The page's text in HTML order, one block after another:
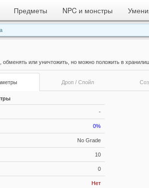
Предметы NPC и монстры
или уничтожить, но можно положить в
Дроп / Спойл
-
0%
No Grade
10
0
Нет